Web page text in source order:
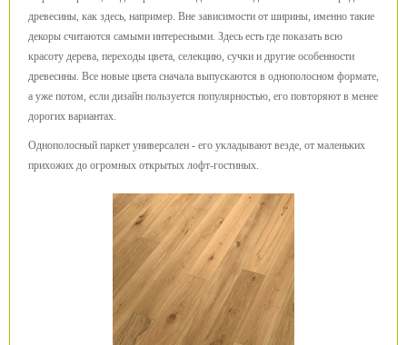
древесины, как здесь, например. Вне зависимости от ширины, именно такие
декоры считаются самыми интересными. Здесь есть где показать всю
красоту дерева, переходы цвета, селекцию, сучки и другие особенности
древесины. Все новые цвета сначала выпускаются в однополосном формате,
а уже потом, если дизайн пользуется популярностью, его повторяют в менее
дорогих вариантах.
Однополосный паркет универсален - его укладывают везде, от маленьких
прихожих до огромных открытых лофт-гостиных.